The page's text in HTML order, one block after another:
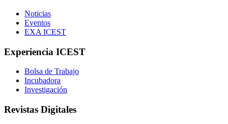
Noticias
Eventos
EXA ICEST
Experiencia ICEST
Bolsa de Trabajo
Incubadora
Investigación
Revistas Digitales